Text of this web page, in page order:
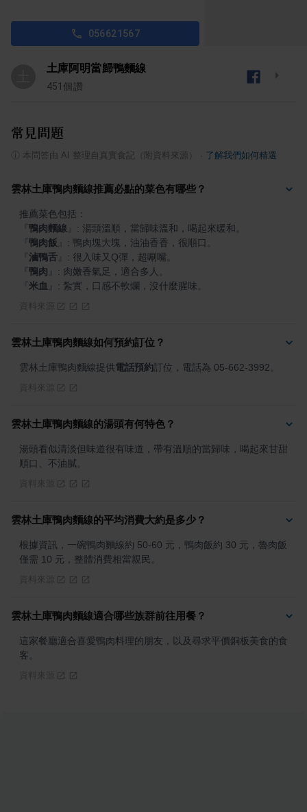
056621567
土庫阿明當歸鴨麵線
451 個讚
常見問題
本問答由 AI 整理自真實食記（附資料來源） 了解我們如何精選
雲林土庫鴨肉麵線推薦必點的菜色有哪些？
鴨肉麵線
鴨肉飯
滷鴨舌
鴨肉
米血 : 紮實，口感不軟爛，沒什麼腥味。
雲林土庫鴨肉麵線如何預約訂位？
雲林土庫鴨肉麵線提供電話預約訂位，電話為 05-662-3992。
雲林土庫鴨肉麵線的湯頭有何特色？
湯頭看似清淡但味道很有味道，帶有溫順的當歸味，喝起來甘甜
順口、不油膩。
雲林土庫鴨肉麵線的平均消費大約是多少？
根據資訊，一碗鴨肉麵線約 50-60 元，鴨肉飯約 30 元，魯肉飯
僅需 10 元，整體消費相當親民。
雲林土庫鴨肉麵線適合哪些族群前往用餐？
這家餐廳適合喜愛鴨肉料理的朋友，以及尋求平價銅板美食的食
客。